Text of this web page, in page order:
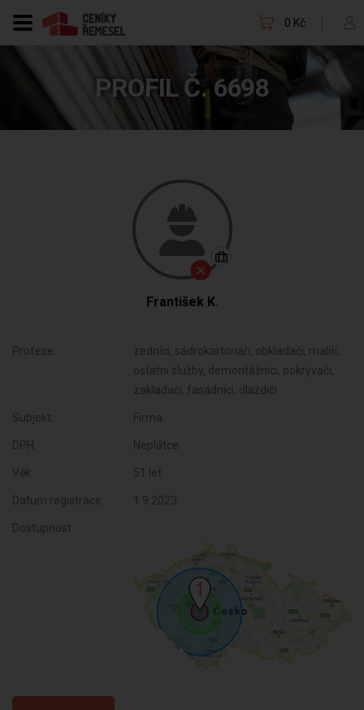
0 Kč
PROFIL Č. 6698
František K.
Profese:
zedníci, sádrokartonáři, obkladači, malíři,
ostatní služby, demontážníci, pokrývači,
zakladači, fasádníci, dlaždiči
Subjekt: Firma
DPH: Neplátce
Věk: 51 let
Datum registrace: 1.9.2023
Dostupnost: